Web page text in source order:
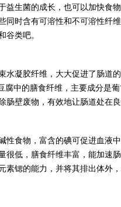
生菌的成长，也可以加快食物
同时含有可溶性和不可溶性纤
谷类吧。
凝胶纤维，大大促进了肠道的
腐中的膳食纤维，主要成分是
肠壁废物，有效地让肠道处在良
食物，富含的碘可促进血液中
很低，膳食纤维丰富，能加速
素锶的能力，并将其排出体外